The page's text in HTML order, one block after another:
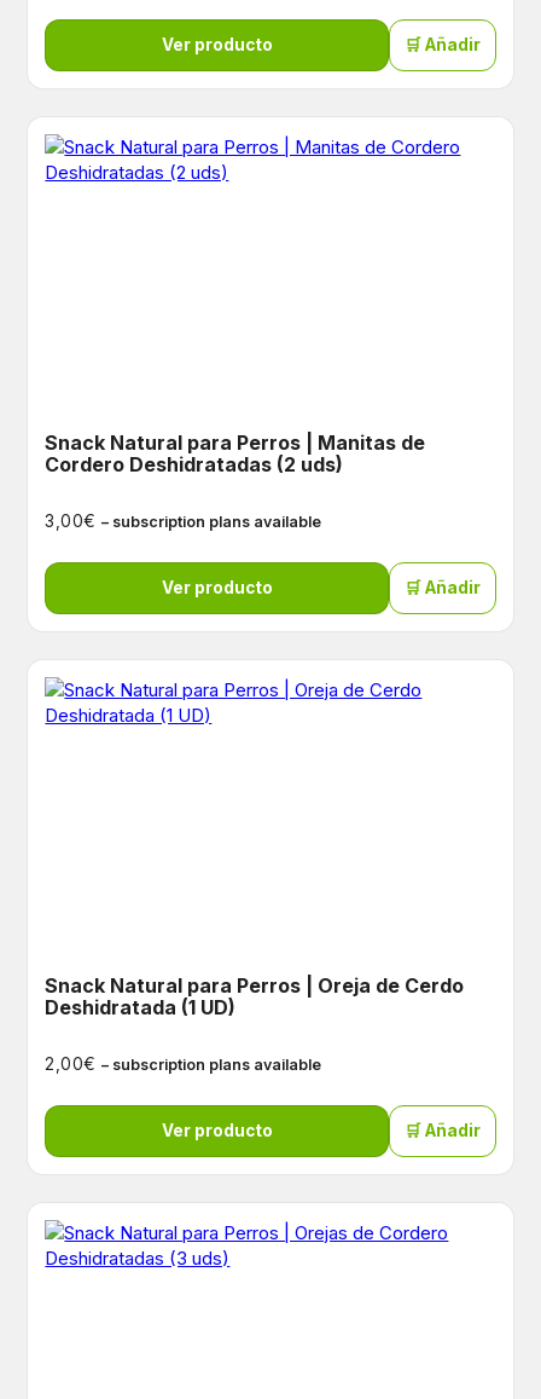
Ver producto 🛒 Añadir
Snack Natural para Perros | Manitas de
Cordero Deshidratadas (2 uds)
3,00€ – subscription plans available
Ver producto 🛒 Añadir
Snack Natural para Perros | Oreja de Cerdo
Deshidratada (1 UD)
2,00€ – subscription plans available
Ver producto 🛒 Añadir